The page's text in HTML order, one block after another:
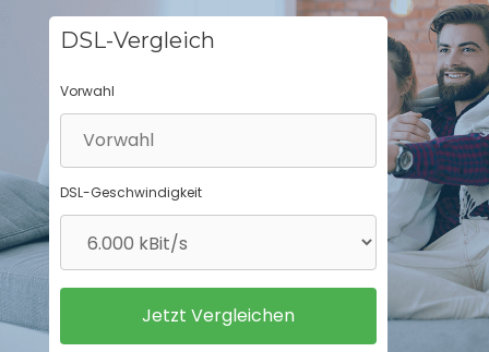
DSL-Vergleich
Vorwahl
DSL-Geschwindigkeit